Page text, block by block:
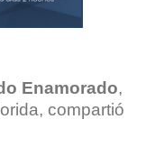
Enamorado,
compartió